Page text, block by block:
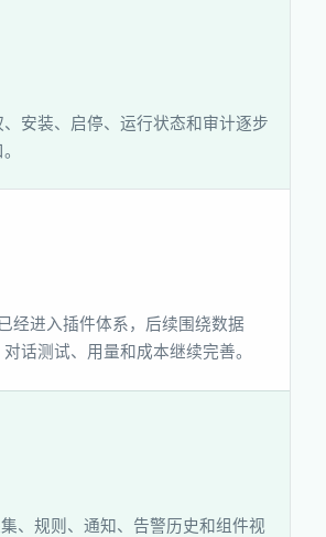
安装、启停、运行状态和审计逐步
经进入插件体系，后续围绕数据
话测试、用量和成本继续完善。
、规则、通知、告警历史和组件视